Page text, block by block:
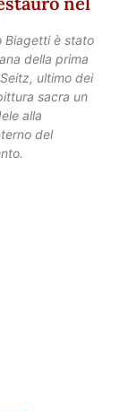
Biagetti è stato
della prima
ultimo dei
sacra un
alla
del